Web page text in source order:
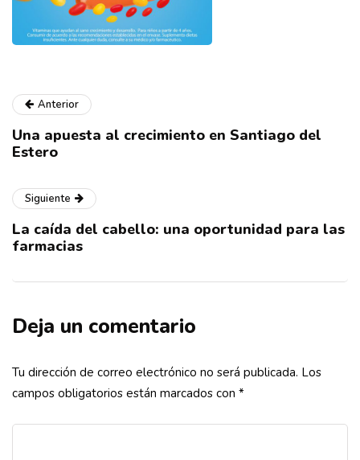
Anterior
Una apuesta al crecimiento en Santiago del
Estero
Siguiente
La caída del cabello: una oportunidad para las
farmacias
Deja un comentario
Tu dirección de correo electrónico no será publicada. Los
campos obligatorios están marcados con *